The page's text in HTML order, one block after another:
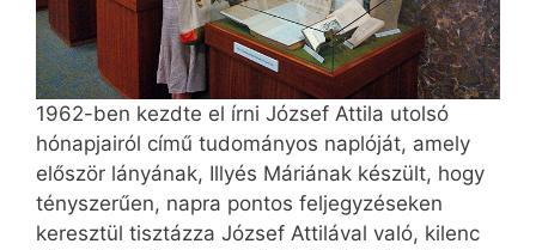
1962-ben kezdte el írni József Attila utolsó
hónapjairól című tudományos naplóját, amely
először lányának, Illyés Máriának készült, hogy
tényszerűen, napra pontos feljegyzéseken
keresztül tisztázza József Attilával való, kilenc